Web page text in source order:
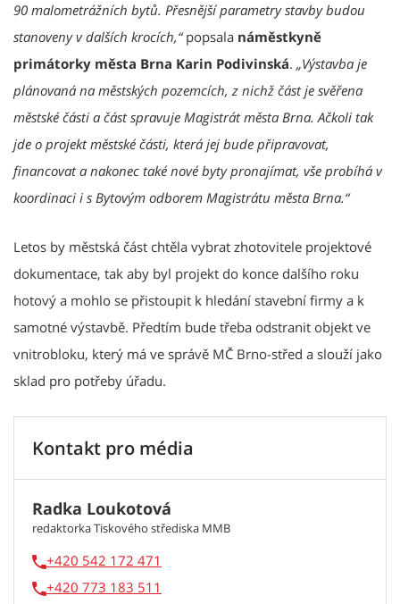
90 malometrážních bytů. Přesnější parametry stavby budou
stanoveny v dalších krocích,“popsala náměstkyně
primátorky města Brna Karin Podivinská. „Výstavba je
plánovaná na městských pozemcích, z nichž část je svěřena
městské části a část spravuje Magistrát města Brna. Ačkoli tak
jde o projekt městské části, která jej bude připravovat,
financovat a nakonec také nové byty pronajímat, vše probíhá v
koordinaci i s Bytovým odborem Magistrátu města Brna.“
Letos by městská část chtěla vybrat zhotovitele projektové
dokumentace, tak aby byl projekt do konce dalšího roku
hotový a mohlo se přistoupit k hledání stavební firmy a k
samotné výstavbě. Předtím bude třeba odstranit objekt ve
vnitrobloku, který má ve správě MČ Brno-střed a slouží jako
sklad pro potřeby úřadu.
Kontakt pro média
Radka Loukotová
redaktorka Tiskového střediska MMB
+420 542 172 471
+420 773 183 511